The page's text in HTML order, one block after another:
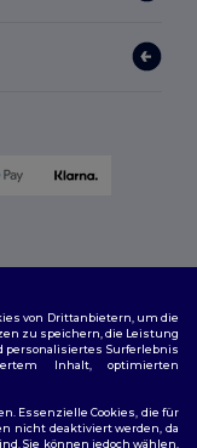
von Drittanbietern, um die
zu speichern, die Leistung
Surferlebnis
Inhalt, optimierten
Essenzielle Cookies, die für
nicht deaktiviert werden, da
Sie können jedoch wählen,